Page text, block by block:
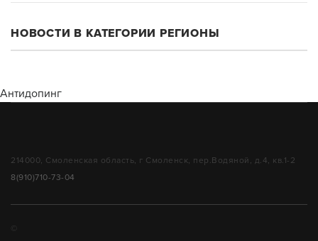
НОВОСТИ В КАТЕГОРИИ РЕГИОНЫ
Антидопинг
214000, Смоленская область, г Смоленск, пер.Водяной, д.4, кв.1-2
8(910)710-73-04